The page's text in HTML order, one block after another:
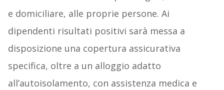
e domiciliare, alle proprie persone. Ai
dipendenti risultati positivi sarà messa a
disposizione una copertura assicurativa
specifica, oltre a un alloggio adatto
all’autoisolamento, con assistenza medica e